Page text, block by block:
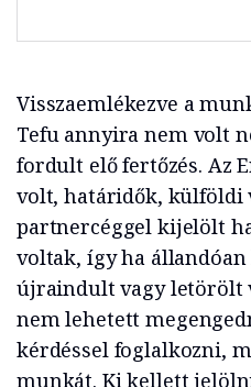
Visszaemlékezve a
Tefu annyira nem volt
fordult elő fertőzés. Az
volt, határidők, külföldi
partnercéggel kijelölt
voltak, így ha
újraindult vagy letörölt
nem lehetett
kérdéssel foglalkozni,
munkát. Ki kellett